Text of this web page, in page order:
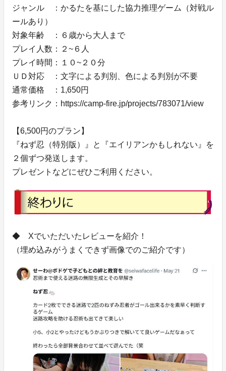
ジャンル ：かるたを基にした協力推理ゲーム（対戦ル
ールあり）
対象年齢 ：６歳から大人まで
プレイ人数：２~６人
プレイ時間：１０~２０分
ＵＤ対応 ：文字による判別、色による判別が不要
通常価格 ：1,650円
参考リンク：https://camp-fire.jp/projects/783071/view
【6,500円のプラン】
『ねず忍（特別版）』と『エイリアンかもしれない』を
２個ずつ発送します。
プレゼントなどにぜひご利用ください。
◆ Xでいただいたレビューを紹介！
（埋め込みがうまくできず画像でのご紹介です）